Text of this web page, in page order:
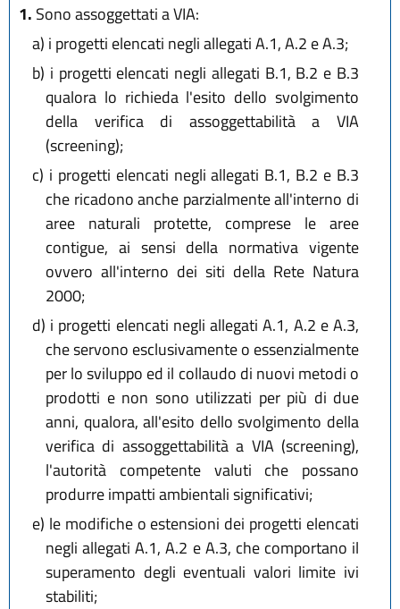
1. Sono assoggettati a VIA:
a) i progetti elencati negli allegati A.1, A.2 e A.3;
b) i progetti elencati negli allegati B.1, B.2 e B.3
qualora lo richieda l'esito dello svolgimento
della verifica di assoggettabilità a VIA
(screening);
c) i progetti elencati negli allegati B.1, B.2 e B.3
che ricadono anche parzialmente all'interno di
aree naturali protette, comprese le aree
contigue, ai sensi della normativa vigente
ovvero all'interno dei siti della Rete Natura
2000;
d) i progetti elencati negli allegati A.1, A.2 e A.3,
che servono esclusivamente o essenzialmente
per lo sviluppo ed il collaudo di nuovi metodi o
prodotti e non sono utilizzati per più di due
anni, qualora, all'esito dello svolgimento della
verifica di assoggettabilità a VIA (screening),
l'autorità competente valuti che possano
produrre impatti ambientali significativi;
e) le modifiche o estensioni dei progetti elencati
negli allegati A.1, A.2 e A.3, che comportano il
superamento degli eventuali valori limite ivi
stabiliti;